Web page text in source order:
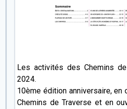
Les activités des Chemins
2024.
10ème édition anniversaire,
Chemins de Traverse et en